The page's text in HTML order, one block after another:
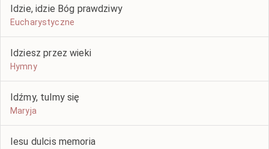
Idzie, idzie Bóg prawdziwy
Eucharystyczne
Idziesz przez wieki
Hymny
Idźmy, tulmy się
Maryja
Iesu dulcis memoria